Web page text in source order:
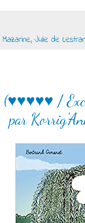
, Julie de
(♥♥♥♥♥ /
par